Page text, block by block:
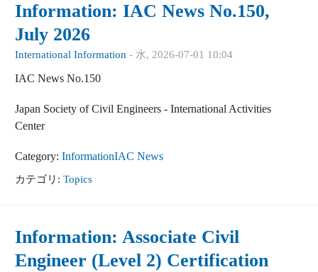
Information: IAC News No.150,
July 2026
International Information - 水, 2026-07-01 10:04
IAC News No.150
Japan Society of Civil Engineers - International Activities
Center
Category: InformationIAC News
カテゴリ: Topics
Information: Associate Civil
Engineer (Level 2) Certification